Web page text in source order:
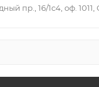
пр., 16/1с4, оф.